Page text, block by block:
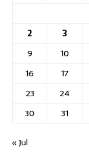
2
3
9
10
16
17
23
24
30
31
« Jul